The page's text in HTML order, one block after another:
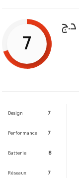
7 د.ج
Design 7
Performance 7
Batterie 8
Réseaux 7